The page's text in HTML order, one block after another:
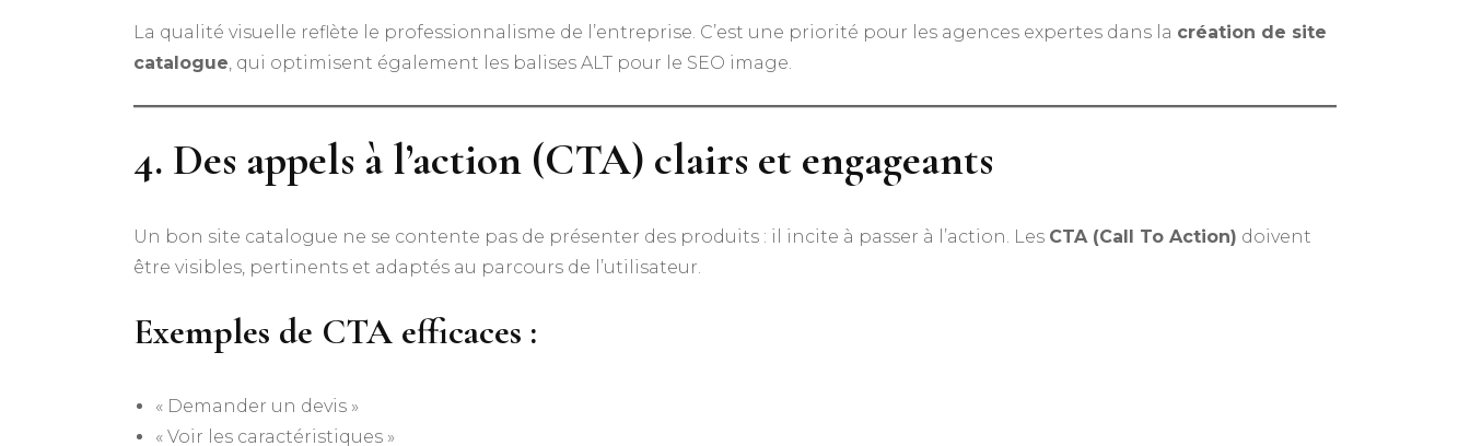
La qualité visuelle reflète le professionnalisme de l’entreprise. C’est une priorité pour les agences expertes dans la création de site
catalogue , qui optimisent également les balises ALT pour le SEO image.
4. Des appels à l’action (CTA) clairs et engageants
Un bon site catalogue ne se contente pas de présenter des produits : il incite à passer à l’action. Les CTA (Call To Action) doivent
être visibles, pertinents et adaptés au parcours de l’utilisateur.
Exemples de CTA efficaces :
« Demander un devis »
« Voir les caractéristiques »